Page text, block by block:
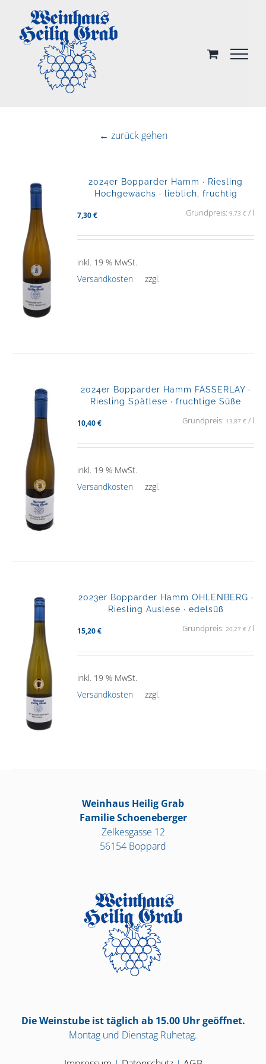
content
← zurück gehen
2024er Bopparder Hamm · Riesling
Hochgewächs · lieblich, fruchtig
7,30€ Grundpreis: 9,73 €/ l
inkl. 19 % MwSt.
zzgl.
Versandkosten
2024er Bopparder Hamm FÄSSERLAY ·
Riesling Spätlese · fruchtige Süße
10,40€ Grundpreis: 13,87 €/ l
inkl. 19 % MwSt.
zzgl.
Versandkosten
2023er Bopparder Hamm OHLENBERG ·
Riesling Auslese · edelsüß
15,20€ Grundpreis: 20,27 €/ l
inkl. 19 % MwSt.
zzgl.
Versandkosten
Weinhaus Heilig Grab
Familie Schoeneberger
Zelkesgasse 12
56154 Boppard
Die Weinstube ist täglich ab 15.00 Uhr geöffnet.
Montag und Dienstag Ruhetag.